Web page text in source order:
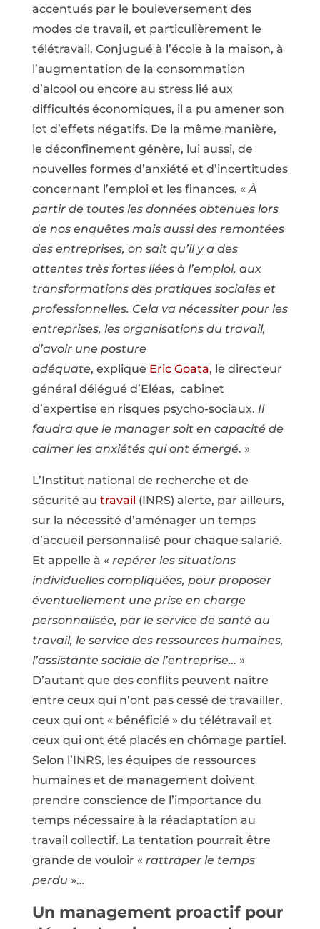
accentués par le bouleversement des
modes de travail, et particulièrement le
télétravail. Conjugué à l’école à la maison, à
l’augmentation de la consommation
d’alcool ou encore au stress lié aux
difficultés économiques, il a pu amener son
lot d’effets négatifs. De la même manière,
le déconfinement génère, lui aussi, de
nouvelles formes d’anxiété et d’incertitudes
concernant l’emploi et les finances. «À
partir de toutes les données obtenues lors
de nos enquêtes mais aussi des remontées
des entreprises, on sait qu’il y a des
attentes très fortes liées à l’emploi, aux
transformations des pratiques sociales et
professionnelles. Cela va nécessiter pour les
entreprises, les organisations du travail,
d’avoir une posture
adéquate, explique Eric Goata, le directeur
général délégué d’Eléas, cabinet
d’expertise en risques psycho-sociaux. Il
faudra que le manager soit en capacité de
calmer les anxiétés qui ont émergé. »
L’Institut national de recherche et de
sécurité au travail (INRS) alerte, par ailleurs,
sur la nécessité d’aménager un temps
d’accueil personnalisé pour chaque salarié.
Et appelle à «repérer les situations
individuelles compliquées, pour proposer
éventuellement une prise en charge
personnalisée, par le service de santé au
travail, le service des ressources humaines,
l’assistante sociale de l’entreprise… »
D’autant que des conflits peuvent naître
entre ceux qui n’ont pas cessé de travailler,
ceux qui ont « bénéficié » du télétravail et
ceux qui ont été placés en chômage partiel.
Selon l’INRS, les équipes de ressources
humaines et de management doivent
prendre conscience de l’importance du
temps nécessaire à la réadaptation au
travail collectif. La tentation pourrait être
grande de vouloir «rattraper le temps
perdu »…
Un management proactif pour